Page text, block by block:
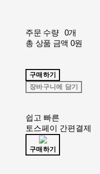
주문 수량
0개
총 상품 금액 0원
구매하기
장바구니에 담기
쉽고 빠른
토스페이 간편결제
구매하기